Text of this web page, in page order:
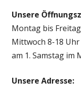
Unsere
Montag bis
Mittwoch 8-18 Uhr
am 1. Samstag im
Unsere Adresse: